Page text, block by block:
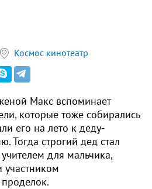
Космос кинотеатр
Макс вспоминает
которые тоже собирались
его на лето к деду-
Тогда строгий дед стал
для мальчика,
участником